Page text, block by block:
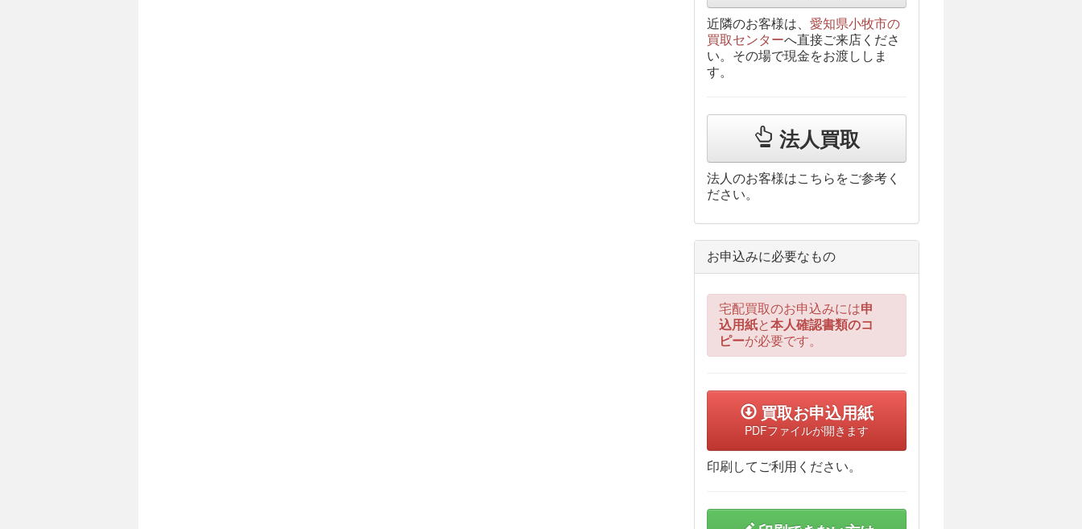
近隣のお客様は、 愛知県小牧市の
買取センターへ直接ご来店くださ
い。その場で現金をお渡ししま
す。
法人買取
法人のお客様はこちらをご参考く
ださい。
お申込みに必要なもの
宅配買取のお申込みには申
込用紙と本人確認書類のコ
ピーが必要です。
買取お申込用紙
PDFファイルが開きます
印刷してご利用ください。